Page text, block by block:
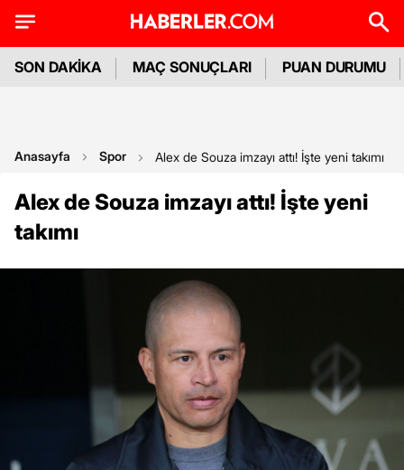
SON DAKİKA MAÇ SONUÇLARI PUAN DURUMU
Anasayfa Spor Alex de Souza imzayı attı! İşte yeni takımı
Alex de Souza imzayı attı! İşte yeni
takımı